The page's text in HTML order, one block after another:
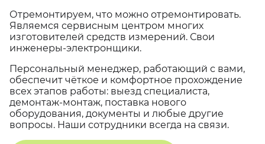
Отремонтируем, что можно отремонтировать.
Являемся сервисным центром многих
изготовителей средств измерений. Свои
инженеры-электронщики.
Персональный менеджер, работающий с вами,
обеспечит чёткое и комфортное прохождение
всех этапов работы: выезд специалиста,
демонтаж-монтаж, поставка нового
оборудования, документы и любые другие
вопросы. Наши сотрудники всегда на связи.